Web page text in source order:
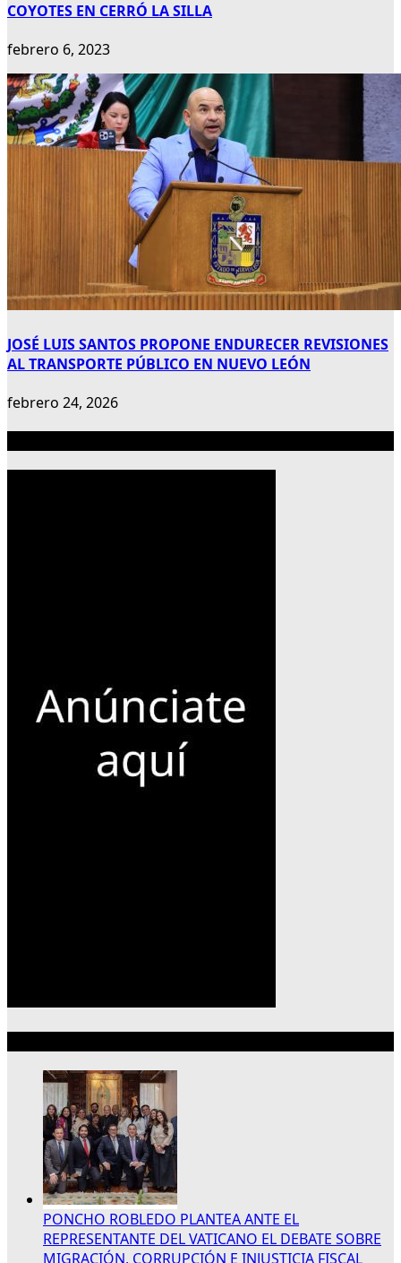
COYOTES EN CERRÓ LA SILLA
febrero 6, 2023
JOSÉ LUIS SANTOS PROPONE ENDURECER REVISIONES
AL TRANSPORTE PÚBLICO EN NUEVO LEÓN
febrero 24, 2026
PONCHO ROBLEDO PLANTEA ANTE EL
REPRESENTANTE DEL VATICANO EL DEBATE SOBRE
MIGRACIÓN, CORRUPCIÓN E INJUSTICIA FISCAL